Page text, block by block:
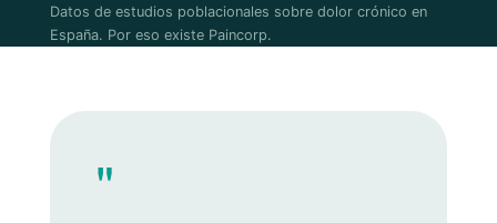
Datos de estudios poblacionales sobre dolor crónico en
España. Por eso existe Paincorp.
"